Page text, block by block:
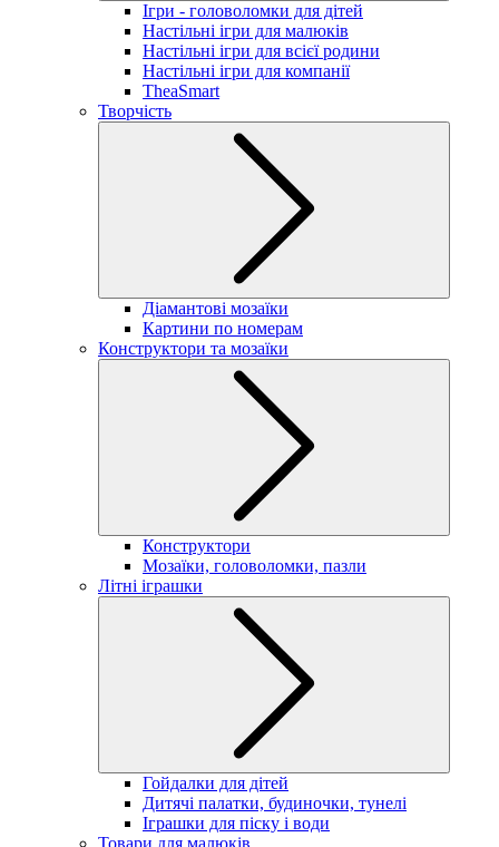
Ігри - головоломки для дітей
Настільні ігри для малюків
Настільні ігри для всієї родини
Настільні ігри для компанії
TheaSmart
Творчість
Діамантові мозаїки
Картини по номерам
Конструктори та мозаїки
Конструктори
Мозаїки, головоломки, пазли
Літні іграшки
Гойдалки для дітей
Дитячі палатки, будиночки, тунелі
Іграшки для піску і води
Товари для малюків